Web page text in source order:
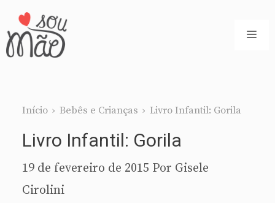
Pular
para
Início › Bebês e Crianças › Livro Infantil: Gorila
Livro Infantil: Gorila
19 de fevereiro de 2015 Por Gisele
Cirolini